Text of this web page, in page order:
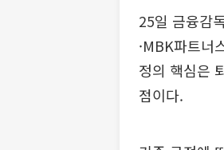
25일 금융감
·MBK파트너
정의 핵심은
점이다.